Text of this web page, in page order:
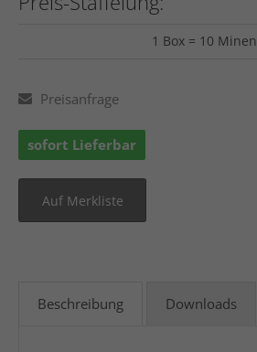
1 Box = 10 Minen
Preisanfrage
sofort Lieferbar
Beschreibung Downloads